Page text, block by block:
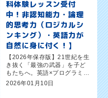
料体験レッスン受付
中！非認知能力・論理
的思考力（ロジカルシ
ンキング）・英語力が
自然に身に付く！】
【2026年保存版】21世紀を生
き抜く「最強の武器」を子ど
もたちへ。英語×プログラミン
グ教室ワンダーコード新潟新
2026年01月10日